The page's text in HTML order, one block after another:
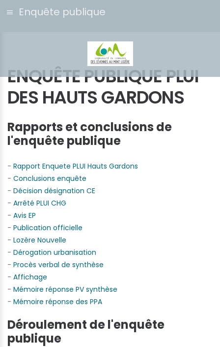
Enquête publique
ENQUÊTE PUBLIQUE PLUI
DES HAUTS GARDONS
Rapports et conclusions de
l'enquête publique
- Rapport Enquete PLUI Hauts Gardons
- Conclusions enquête
- Décision désignation CE
- Arrêté PLUI CHG
- Avis EP
- Publication officielle
- Lozère Nouvelle
- Dérogation urbanisation
- Procès verbal de synthèse
- Affichage
- Mémoire réponse PV synthèse
- Mémoire réponse des PPA
Déroulement de l'enquête
publique